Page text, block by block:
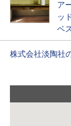
ア
ッ
ベ
株式会社淡陶社